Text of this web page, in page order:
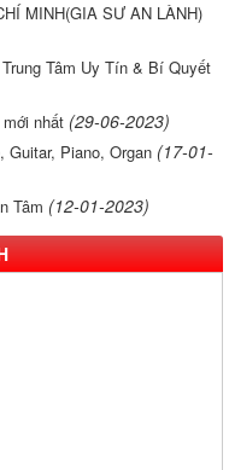
MINH(GIA SƯ AN LÀNH)
Tâm Uy Tín & Bí Quyết
nhất (29-06-2023)
Guitar, Piano, Organ (17-01-
Tâm (12-01-2023)